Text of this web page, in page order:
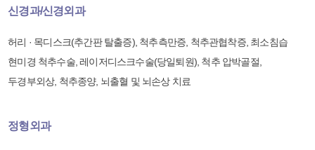
신경과/신경외과
허리 · 목디스크(추간판 탈출증), 척추측만증, 척추관협착증, 최소침습
현미경 척추수술, 레이저디스크수술(당일퇴원), 척추 압박골절,
두경부외상, 척추종양, 뇌출혈 및 뇌손상 치료
정형외과